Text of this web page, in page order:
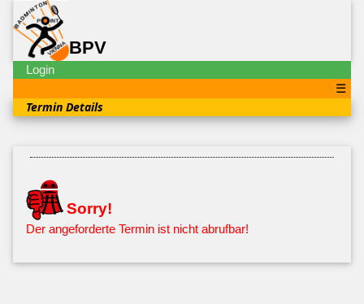
BPV
Login
☰
Termin Details
Sorry!
Der angeforderte Termin ist nicht abrufbar!